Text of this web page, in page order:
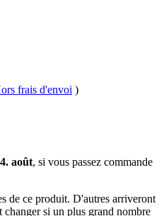
frais d'envoi )
août, si vous passez commande
de ce produit. D'autres arriveront
si un plus grand nombre